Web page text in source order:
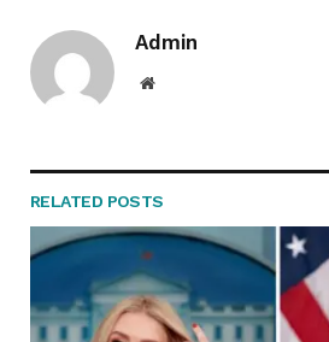
Admin
Website
RELATED POSTS